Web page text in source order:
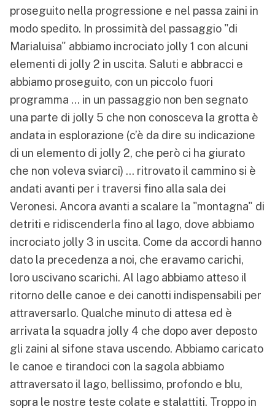
proseguito nella progressione e nel passa zaini in
modo spedito. In prossimità del passaggio "di
Marialuisa" abbiamo incrociato jolly 1 con alcuni
elementi di jolly 2 in uscita. Saluti e abbracci e
abbiamo proseguito, con un piccolo fuori
programma … in un passaggio non ben segnato
una parte di jolly 5 che non conosceva la grotta è
andata in esplorazione (c’è da dire su indicazione
di un elemento di jolly 2, che però ci ha giurato
che non voleva sviarci) … ritrovato il cammino si è
andati avanti per i traversi fino alla sala dei
Veronesi. Ancora avanti a scalare la "montagna" di
detriti e ridiscenderla fino al lago, dove abbiamo
incrociato jolly 3 in uscita. Come da accordi hanno
dato la precedenza a noi, che eravamo carichi,
loro uscivano scarichi. Al lago abbiamo atteso il
ritorno delle canoe e dei canotti indispensabili per
attraversarlo. Qualche minuto di attesa ed è
arrivata la squadra jolly 4 che dopo aver deposto
gli zaini al sifone stava uscendo. Abbiamo caricato
le canoe e tirandoci con la sagola abbiamo
attraversato il lago, bellissimo, profondo e blu,
sopra le nostre teste colate e stalattiti. Troppo in